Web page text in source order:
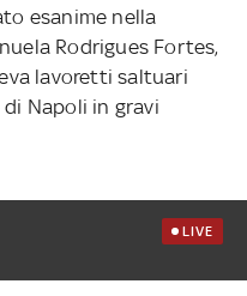
esanime nella
Rodrigues Fortes,
lavoretti saltuari
Napoli in gravi
LIVE